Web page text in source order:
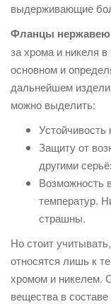
выдерживающие
Фланцы
за хрома и никеля
основном и
дальнейшем
можно выделить:
Устойчивость
Защиту от
другими
Возможность
температур.
страшны.
Но стоит
относятся лишь к
хромом и никелем.
вещества в